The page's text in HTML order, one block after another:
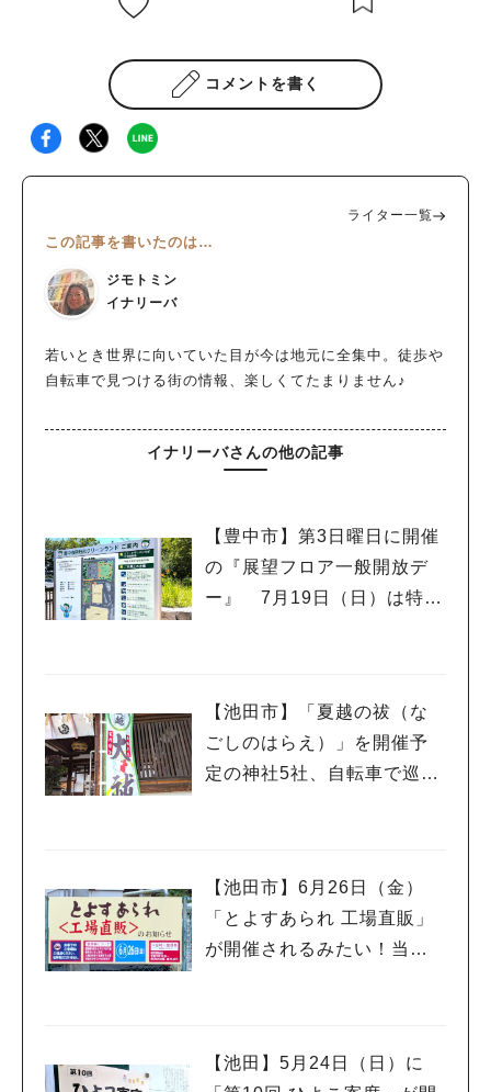
コメントを書く
ライター一覧
この記事を書いたのは…
ジモトミン
イナリーバ
若いとき世界に向いていた目が今は地元に全集中。徒歩や
自転車で見つける街の情報、楽しくてたまりません♪
イナリーバさんの他の記事
【豊中市】第3日曜日に開催
の『展望フロア一般開放デ
ー』 7月19日（日）は特別
【池田市】「夏越の祓（な
ごしのはらえ）」を開催予
定の神社5社、自転車で巡っ
【池田市】6月26日（金）
「とよすあられ 工場直販」
が開催されるみたい！当日
【池田】5月24日（日）に